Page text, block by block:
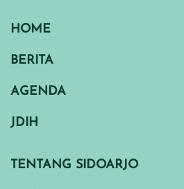
HOME
BERITA
AGENDA
JDIH
TENTANG SIDOARJO